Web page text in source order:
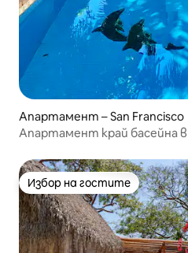
Апартамент – San Francisco
Апартамент край басейна
Избор на гостите
Избор на гостите